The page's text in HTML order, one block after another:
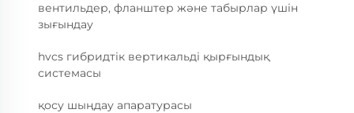
вентильдер, фланштер және табырлар үшін
зығындау
hvcs гибридтік вертикальді қырғындық
системасы
қосу шыңдау апаратурасы